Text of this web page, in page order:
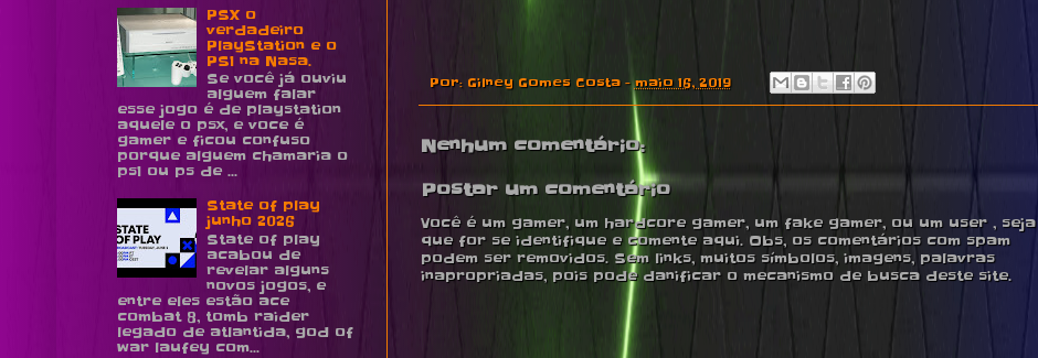
Por: Gilney Gomes Costa -maio 16, 2019
Nenhum comentário:
Postar um comentário
Você é um gamer, um hardcore gamer, um fake gamer, ou um user ,
que for se identifique e comente aqui. Obs, os comentários com spam
podem ser removidos. Sem links, muitos símbolos, imagens, palavras
inapropriadas, pois pode danificar o mecanismo de busca deste site.
PSX o
verdadeiro
PlayStation e o
PS1 na Nasa.
Se você já ouviu
alguem falar
esse jogo é de playstation
aquele o psx, e voce é
gamer e ficou confuso
porque alguem chamaria o
ps1 ou ps de ...
State of play
junho 2026
State of play
acabou de
revelar alguns
novos jogos, e
entre eles estão ace
combat 8, tomb raider
legado de atlantida, god of
war laufey com...